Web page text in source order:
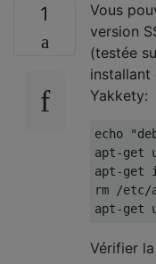
1
Vous
version
(testée
installant
Yakkety:
echo
apt-get
apt-get
rm /
Vérifier